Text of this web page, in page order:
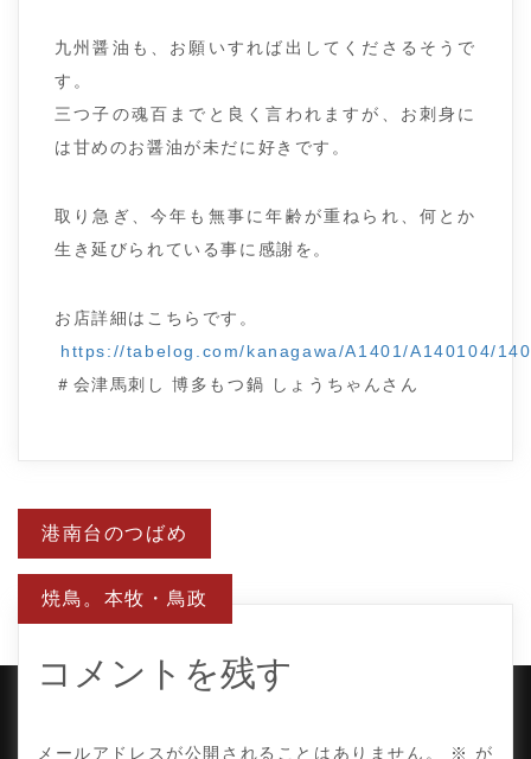
九州醤油も、お願いすれば出してくださるそうで
す。
三つ子の魂百までと良く言われますが、お刺身に
は甘めのお醤油が未だに好きです。
取り急ぎ、今年も無事に年齢が重ねられ、何とか
生き延びられている事に感謝を。
お店詳細はこちらです。
https://tabelog.com/kanagawa/A1401/A140104/
＃会津馬刺し 博多もつ鍋 しょうちゃんさん
投
稿
ナ
ビ
ゲ
ー
ョ
ン
港南台のつばめ
焼鳥。本牧・鳥政
コメントを残す
メールアドレスが公開されることはありません。 ※ が